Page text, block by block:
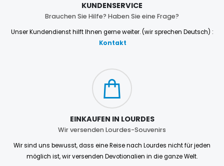
KUNDENSERVICE
Brauchen Sie Hilfe? Haben Sie eine Frage?
Unser Kundendienst hilft Ihnen gerne weiter. (wir sprechen Deutsch) :
Kontakt
EINKAUFEN IN LOURDES
Wir versenden Lourdes-Souvenirs
Wir sind uns bewusst, dass eine Reise nach Lourdes nicht für jeden
möglich ist, wir versenden Devotionalien in die ganze Welt.